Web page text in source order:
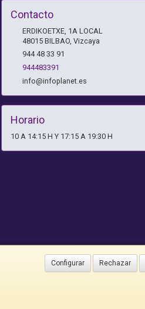
Configurar Rechazar
Contacto
ERDIKOETXE, 1A LOCAL
48015 BILBAO, Vizcaya
944 48 33 91
944483391
info@infoplanet.es
Horario
10 A 14:15 H Y 17:15 A 19:30 H